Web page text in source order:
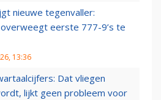
nieuwe tegenvaller:
eerste 777-9’s te
13:36
Dat vliegen
lijkt geen probleem voor